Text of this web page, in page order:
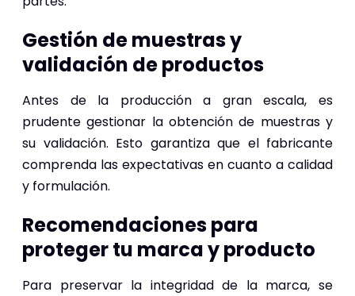
Gestión de muestras y
validación de productos
Antes de la producción a gran escala, es
prudente gestionar la obtención de muestras y
su validación. Esto garantiza que el fabricante
comprenda las expectativas en cuanto a calidad
y formulación.
Recomendaciones para
proteger tu marca y producto
Para preservar la integridad de la marca, se